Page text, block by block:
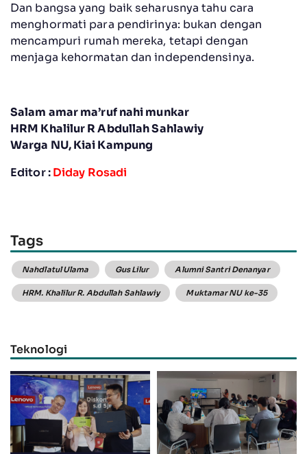
Dan bangsa yang baik seharusnya tahu cara
menghormati para pendirinya: bukan dengan
mencampuri rumah mereka, tetapi dengan
menjaga kehormatan dan independensinya.
Salam amar ma’ruf nahi munkar
HRM Khalilur R Abdullah Sahlawiy
Warga NU, Kiai Kampung
Editor :Diday Rosadi
Tags
Nahdlatul Ulama Gus Lilur Alumni Santri Denanyar
HRM. Khalilur R. Abdullah Sahlawiy Muktamar NU ke-35
Teknologi